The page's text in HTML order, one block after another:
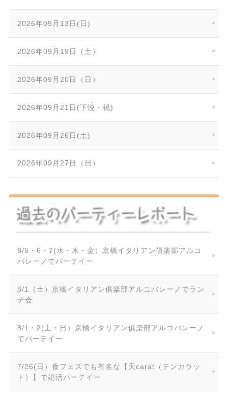
2026年09月13日(日)
2026年09月19日（土）
2026年09月20日（日）
2026年09月21日(下悦・祝)
2026年09月26日(土)
2026年09月27日（日）
8/5・6・7(水・木・金）京橋イタリアン俱楽部アルコ
バレーノでパーテイー
8/1（土）京橋イタリアン俱楽部アルコバレーノでラン
チ会
8/1・2(土・日）京橋イタリアン俱楽部アルコバレーノ
でパーテイー
7/26(日）食フェスでも有名な【天carat（テンカラッ
ト）】で婚活パーテイー